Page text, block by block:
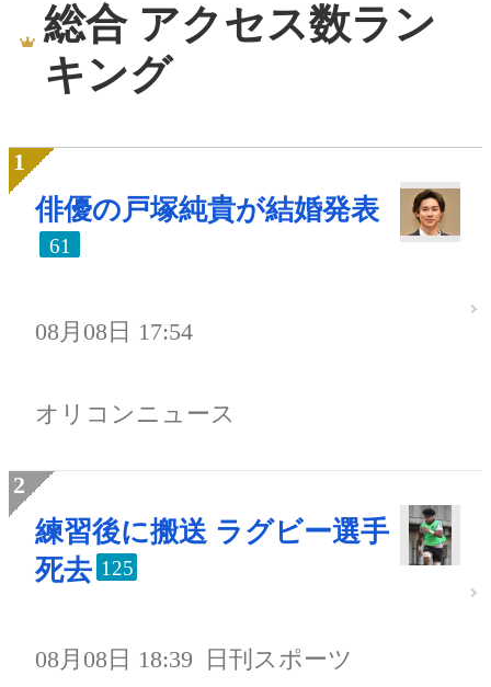
総合 アクセス数ラン
キング
俳優の戸塚純貴が結婚発表
61
08月08日 17:54
オリコンニュース
練習後に搬送 ラグビー選手
死去 125
08月08日 18:39 日刊スポーツ